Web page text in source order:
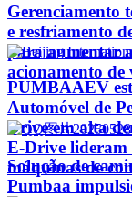
Gerenciamento
e resfriamento
para aumentar
acionamento de
PUMBAAEV
Automóvel de
Drive em alta
E-Drive lideram
máquinas de
Solução de
Pumbaa